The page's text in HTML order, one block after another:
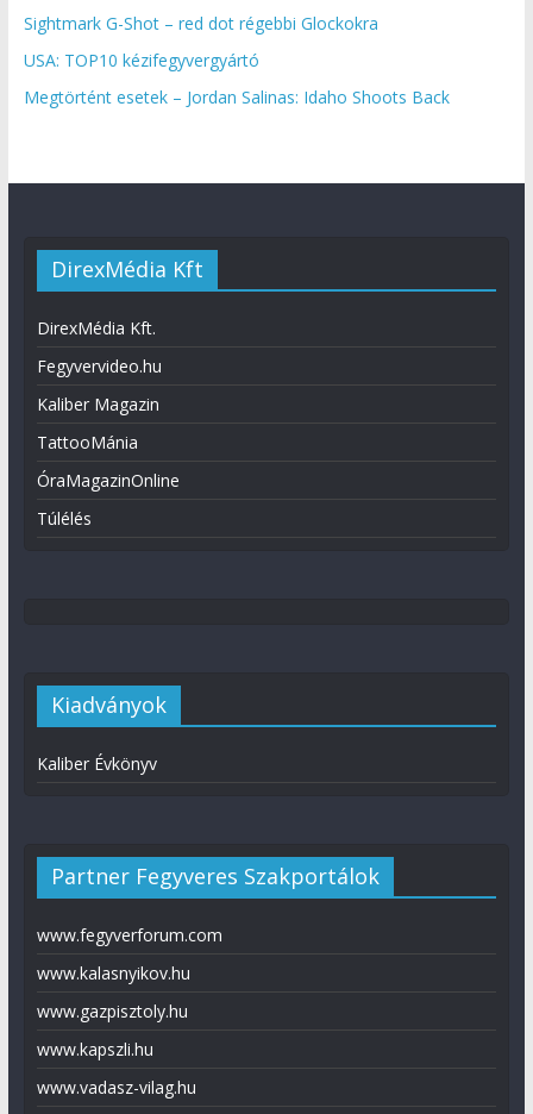
Sightmark G-Shot – red dot régebbi Glockokra
USA: TOP10 kézifegyvergyártó
Megtörtént esetek – Jordan Salinas: Idaho Shoots Back
DirexMédia Kft
DirexMédia Kft.
Fegyvervideo.hu
Kaliber Magazin
TattooMánia
ÓraMagazinOnline
Túlélés
Kiadványok
Kaliber Évkönyv
Partner Fegyveres Szakportálok
www.fegyverforum.com
www.kalasnyikov.hu
www.gazpisztoly.hu
www.kapszli.hu
www.vadasz-vilag.hu